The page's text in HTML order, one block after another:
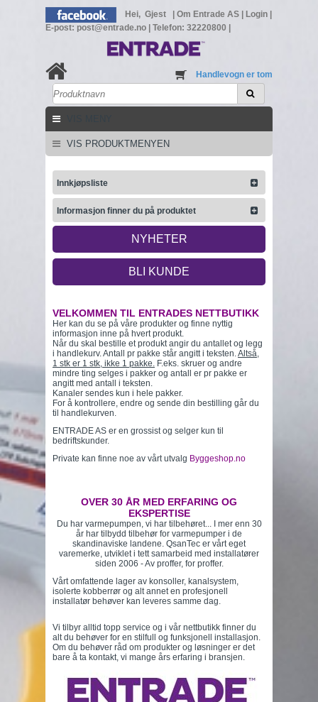
Hei, Gjest Om Entrade AS Login
E-post: post@entrade.no
Telefon: 32220800
Handlevogn er tom
VIS PRODUKTMENYEN
Innkjøpsliste
Informasjon finner du på produktet
NYHETER
BLI KUNDE
VELKOMMEN TIL ENTRADES NETTBUTIKK
Her kan du se på våre produkter og finne nyttig
informasjon inne på hvert produkt.
Når du skal bestille et produkt angir du antallet og legg
i handlekurv. Antall pr pakke står angitt i teksten.Altså,
1 stk er 1 stk, ikke 1 pakke. F.eks. skruer og andre
mindre ting selges i pakker og antall er pr pakke er
angitt med antall i teksten.
Kanaler sendes kun i hele pakker.
For å kontrollere, endre og sende din bestilling går du
til handlekurven.
ENTRADE AS er en grossist og selger kun til
bedriftskunder.
Private kan finne noe av vårt utvalg Byggeshop.no
OVER 30 ÅR MED ERFARING OG
EKSPERTISE
Du har varmepumpen, vi har tilbehøret... I mer enn 30
år har tilbydd tilbehør for varmepumper i de
skandinaviske landene. QsanTec er vårt eget
varemerke, utviklet i tett samarbeid med installatører
siden 2006 - Av proffer, for proffer.
Vårt omfattende lager av konsoller, kanalsystem,
isolerte kobberrør og alt annet en profesjonell
installatør behøver kan leveres samme dag.
Vi tilbyr alltid topp service og i vår nettbutikk finner du
alt du behøver for en stilfull og funksjonell installasjon.
Om du behøver råd om produkter og løsninger er det
bare å ta kontakt, vi mange års erfaring i bransjen.